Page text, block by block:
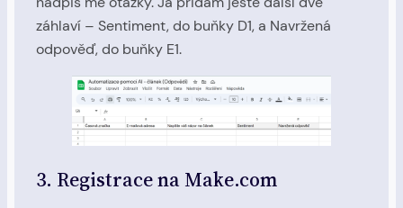
záhlaví – Sentiment, do buňky D1, a Navržená
odpověď, do buňky E1.
3. Registrace na Make.com